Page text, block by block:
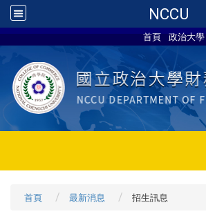
NCCU
首頁 政治大學
首頁 最新消息 招生訊息